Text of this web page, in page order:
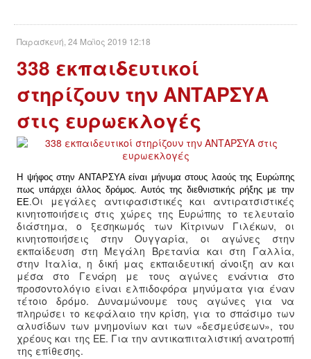
LGBTQIA+
ΠΕΡΙΒΆΛΛΟΝ
ΚΙΝΉΜΑΤΑ ΠΌΛΗΣ
ΙΣΤΟΡΊΑ / ΘΕΩΡΊΑ
ΙΣΤΟΡΊΑ
ΘΕΩΡΊΑ
ΠΟΛΙΤΙΣΜΌΣ
ΛΟΓΟΤΕΧΝΊΑ / ΤΈΧΝΗ
ΜΟΥΣΙΚΉ
Παρασκευή, 24 Μαϊος 2019 12:18
338 εκπαιδευτικοί
στηρίζουν την ΑΝΤΑΡΣΥΑ
στις ευρωεκλογές
Η ψήφος στην ΑΝΤΑΡΣΥΑ είναι μήνυμα στους λαούς της Ευρώπης
πως υπάρχει άλλος δρόμος. Αυτός της διεθνιστικής ρήξης με την
ΕΕ.Οι μεγάλες αντιφασιστικές και αντιρατσιστικές
κινητοποιήσεις στις χώρες της Ευρώπης το τελευταίο
διάστημα, ο ξεσηκωμός των Κίτρινων Γιλέκων, οι
κινητοποιήσεις στην Ουγγαρία, οι αγώνες στην
εκπαίδευση στη Μεγάλη Βρετανία και στη Γαλλία,
στην Ιταλία, η δική μας εκπαιδευτική άνοιξη αν και
μέσα στο Γενάρη με τους αγώνες ενάντια στο
προσοντολόγιο είναι ελπιδοφόρα μηνύματα για έναν
τέτοιο δρόμο. Δυναμώνουμε τους αγώνες για να
πληρώσει το κεφάλαιο την κρίση, για το σπάσιμο των
αλυσίδων των μνημονίων και των «δεσμεύσεων», του
χρέους και της ΕΕ. Για την αντικαπιταλιστική ανατροπή
της επίθεσης.